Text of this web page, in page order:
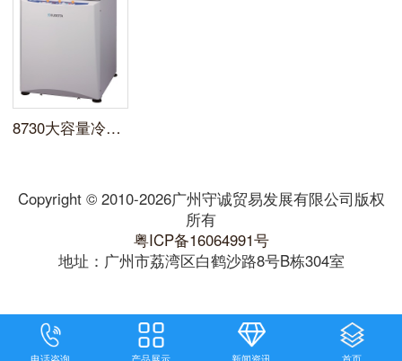
8730大容量冷冻离心机
Copyright © 2010-2026广州守诚贸易发展有限公司版权
所有
粤ICP备16064991号
地址：广州市荔湾区白鹤沙路8号B栋304室
电话咨询 产品展示 新闻资讯 首页